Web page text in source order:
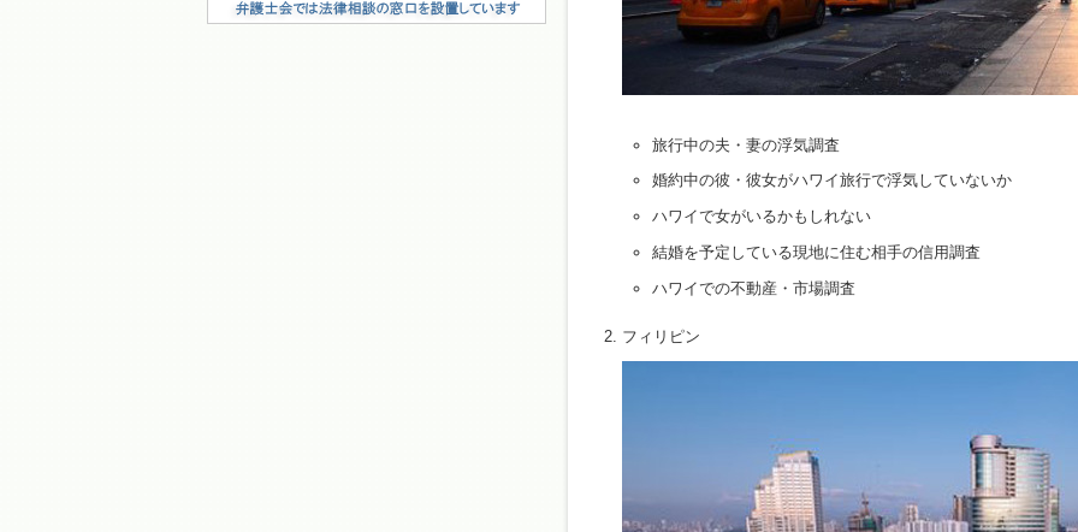
旅行中の夫・妻の浮気調査
婚約中の彼・彼女がハワイ旅行で浮気していないか
ハワイで女がいるかもしれない
結婚を予定している現地に住む相手の信用調査
ハワイでの不動産・市場調査
フィリピン